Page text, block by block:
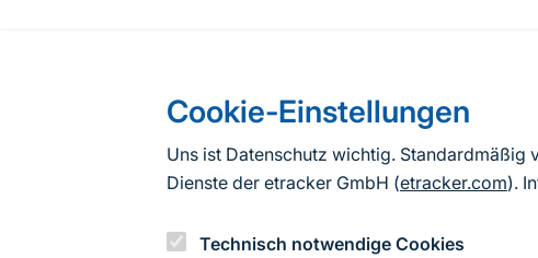
Cookie-Einstellungen
Uns ist Datenschutz wichtig.
Dienste der etracker GmbH (etracker.com).
Technisch notwendige Cookies